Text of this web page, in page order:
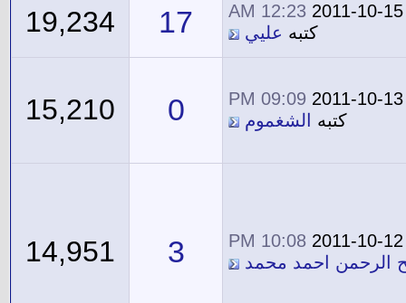
2011-10-15
12:23 AM
كتبه عليي 17
19,234
2011-10-13
09:09 PM
كتبه
الشغموم 0
15,210
2011-10-12
10:08 PM
الرحمن احمد محمد
3
14,951